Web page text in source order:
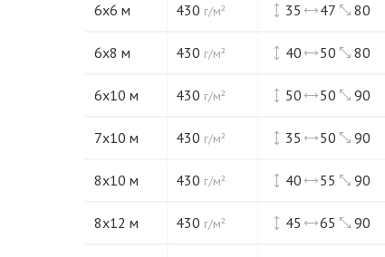
6х6 м 430 г/м² 35 47 80
6х8 м 430 г/м² 40 50 80
6х10 м 430 г/м² 50 50 90
7х10 м 430 г/м² 35 50 90
8х10 м 430 г/м² 40 55 90
8х12 м 430 г/м² 45 65 90